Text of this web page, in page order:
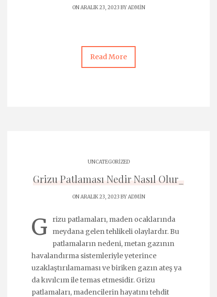
ON ARALIK 23, 2023 BYADMIN
Read More
UNCATEGORIZED
Grizu Patlaması Nedir Nasıl Olur_
ON ARALIK 23, 2023 BYADMIN
G
rizu patlamaları, maden ocaklarında
meydana gelen tehlikeli olaylardır. Bu
patlamaların nedeni, metan gazının
havalandırma sistemleriyle yeterince
uzaklaştırılamaması ve biriken gazın ateş ya
da kıvılcım ile temas etmesidir. Grizu
patlamaları, madencilerin hayatını tehdit